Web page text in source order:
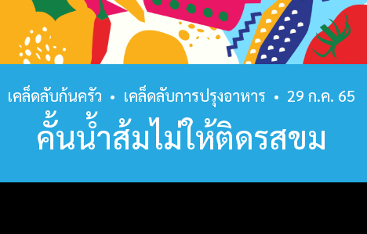
เคล็ดลับก้นครัว • เคล็ดลับการปรุงอาหาร • 29 ก.ค. 65
คั้นน้ำส้มไม่ให้ติดรสขม